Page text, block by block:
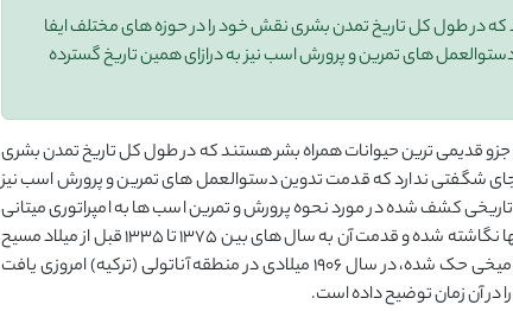
در طول کل تاریخ تمدن بشری نقش خود را در حوزه های مختلف ایفا
های تمرین و پرورش اسب نیز به درازای همین تاریخ گسترده
قدیمی ترین حیوانات همراه بشر هستند که در طول کل تاریخ تمدن بشری
شگفتی ندارد که قدمت تدوین دستوالعمل های تمرین و پرورش اسب نیز
تاریخی کشف شده در مورد نحوه پرورش و تمرین اسب ها به امپراتوری میتانی
(پادشاهی قوم هیتی) بر می گردد که توسط پادشاه آنها نگاشته شده و قدمت آن به سال های بین 1375 تا 1335 قبل از میلاد مسیح
برمی گردد. در این لوح که بر روی پنج لوح گِلی با حروف میخی حک شده، در سال 1906 میلادی در منطقه آناتولی (ترکیه) امروزی یافت
آن زمان توضیح داده است.